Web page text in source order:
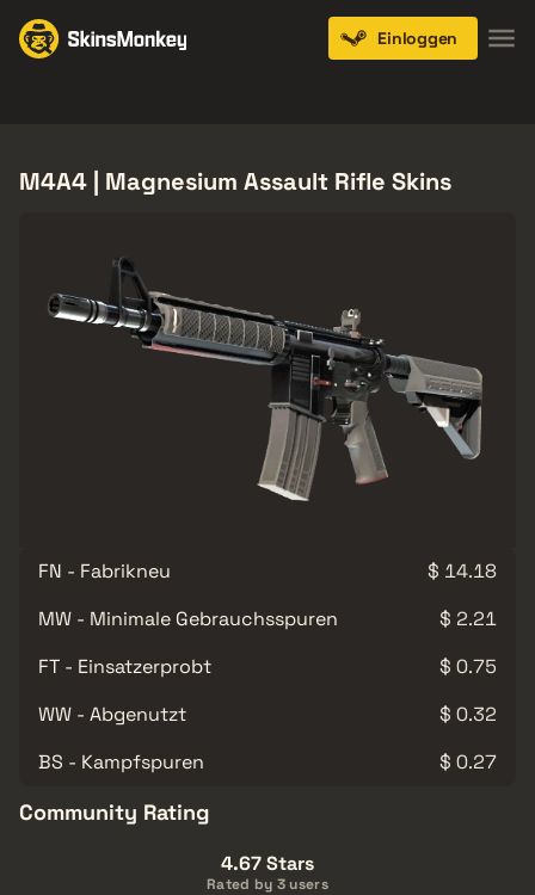
Einloggen
M4A4 | Magnesium Assault Rifle Skins
FN - Fabrikneu
$ 14.18
MW - Minimale Gebrauchsspuren
$ 2.21
FT - Einsatzerprobt
$ 0.75
WW - Abgenutzt
$ 0.32
BS - Kampfspuren
$ 0.27
Community Rating
4.67 Stars
Rated by 3 users